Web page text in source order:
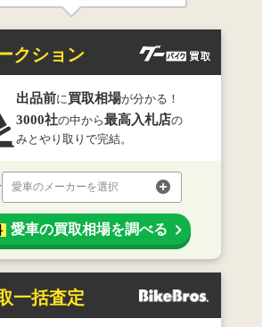
クション
出品前に 買取相場が分かる！
3000社の中から最高入札店の
みとやり取りで完結。
愛車のメーカーを選択
愛車の買取相場を調べる
一括査定